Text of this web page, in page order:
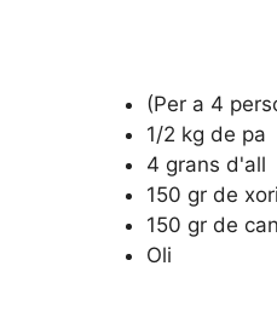
(Per a 4
1/2 kg de pa
4 grans d'all
150 gr de
150 gr de
Oli